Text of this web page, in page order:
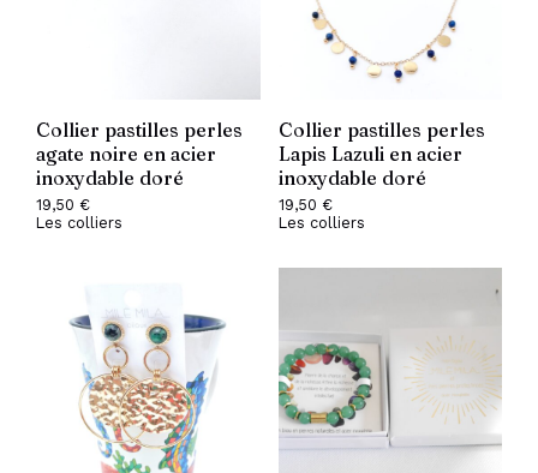
Collier pastilles perles
agate noire en acier
inoxydable doré
19,50 €
Les colliers
Collier pastilles perles
Lapis Lazuli en acier
inoxydable doré
19,50 €
Les colliers